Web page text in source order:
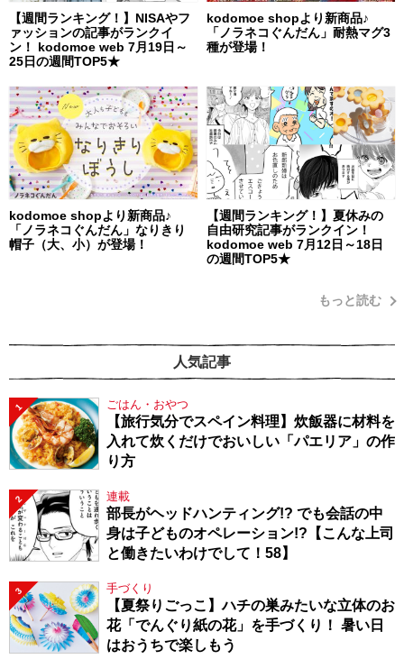
【週間ランキング！】NISAやフ
ァッションの記事がランクイ
ン！ kodomoe web 7月19日～
25日の週間TOP5★
kodomoe shopより新商品♪
「ノラネコぐんだん」耐熱マグ3
種が登場！
kodomoe shopより新商品♪
「ノラネコぐんだん」なりきり
帽子（大、小）が登場！
【週間ランキング！】夏休みの
自由研究記事がランクイン！
kodomoe web 7月12日～18日
の週間TOP5★
もっと読む
人気記事
1 ごはん・おやつ
【旅行気分でスペイン料理】炊飯器に材料を
入れて炊くだけでおいしい「パエリア」の作
り方
2 連載
部長がヘッドハンティング!? でも会話の中
身は子どものオペレーション!?【こんな上司
と働きたいわけでして！58】
3 手づくり
【夏祭りごっこ】ハチの巣みたいな立体のお
花「でんぐり紙の花」を手づくり！ 暑い日
はおうちで楽しもう